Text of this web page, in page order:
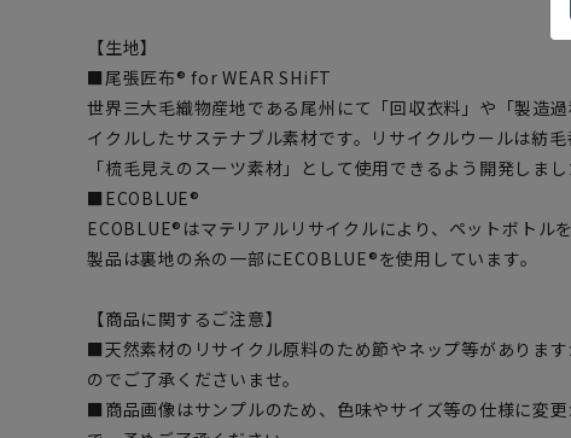
【生地】
■尾張匠布® for WEAR SHiFT
世界三大毛織物産地である尾州にて「回収衣料」や「製造
イクルしたサステナブル素材です。リサイクルウールは紡
「梳毛見えのスーツ素材」として使用できるよう開発しまし
■ECOBLUE®
ECOBLUE®はマテリアルリサイクルにより、ペットボトル
製品は裏地の糸の一部にECOBLUE®を使用しています。
【商品に関するご注意】
■天然素材のリサイクル原料のため節やネップ等がありま
のでご了承くださいませ。
■商品画像はサンプルのため、色味やサイズ等の仕様に変